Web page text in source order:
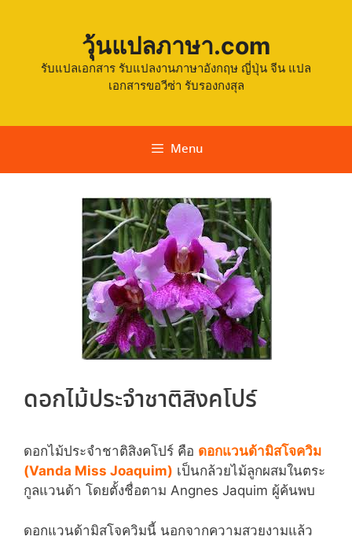
วุ้นแปลภาษา.com
รับแปลเอกสาร รับแปลงานภาษาอังกฤษ ญี่ปุ่น จีน แปล
เอกสารขอวีซ่า รับรองกงสุล
Menu
ดอกไม้ประจำชาติสิงคโปร์
ดอกไม้ประจำชาติสิงคโปร์ คือ ดอกแวนด้ามิสโจควิม
(Vanda Miss Joaquim) เป็นกล้วยไม้ลูกผสมในตระ
กูลแวนด้า โดยตั้งชื่อตาม Angnes Jaquim ผู้ค้นพบ
ดอกแวนด้ามิสโจควิมนี้ นอกจากความสวยงามแล้ว